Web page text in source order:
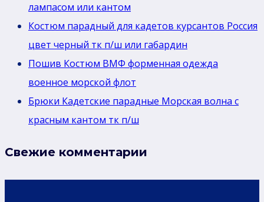
лaмпасом или кантом
Костюм парадный для кадетов курсантов Россия
цвет черный тк п/ш или габардин
Пошив Костюм ВМФ форменная одежда
военное морской флот
Брюки Кадетские парадные Морская волна с
красным кантом тк п/ш
Свежие комментарии